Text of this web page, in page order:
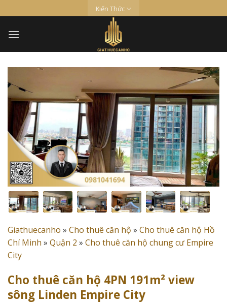
to
content
Kiến Thức
Giathuecanho » Cho thuê căn hộ » Cho thuê căn hộ Hồ
Chí Minh » Quận 2 » Cho thuê căn hộ chung cư Empire
City
Cho thuê căn hộ 4PN 191m² view
sông Linden Empire City